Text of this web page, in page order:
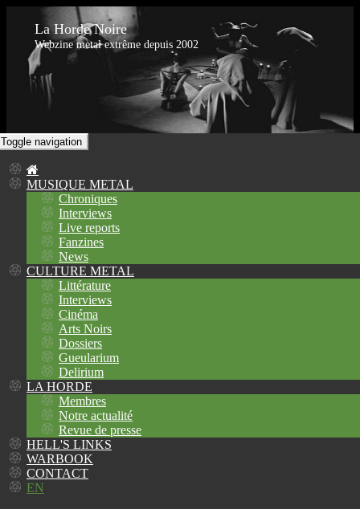
La Horde Noire
Webzine metal extrême depuis 2002
Toggle navigation
MUSIQUE METAL
Chroniques
Interviews
Live reports
Fanzines
News
CULTURE METAL
Littérature
Interviews
Cinéma
Arts Noirs
Dossiers
Gueularium
Delirium
LA HORDE
Membres
Notre actualité
Revue de presse
HELL'S LINKS
WARBOOK
CONTACT
EN